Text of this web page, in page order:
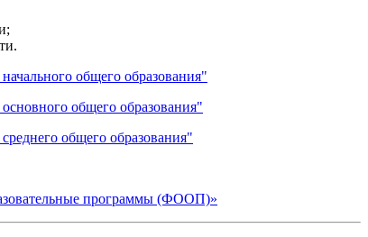
общего образования"
общего образования"
общего образования"
программы (ФООП)»